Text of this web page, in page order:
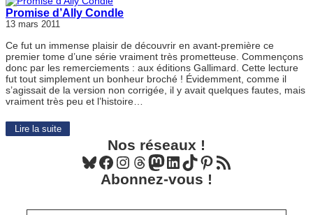
Promise d’Ally Condle
13 mars 2011
Ce fut un immense plaisir de découvrir en avant-première ce
premier tome d’une série vraiment très prometteuse. Commençons
donc par les remerciements : aux éditions Gallimard. Cette lecture
fut tout simplement un bonheur broché ! Évidemment, comme il
s’agissait de la version non corrigée, il y avait quelques fautes, mais
vraiment très peu et l’histoire…
Lire la suite
Nos réseaux !
Bluesky Facebook Instagram Threads Mastodon LinkedIn TikTok Pinterest Flux RSS
Abonnez-vous !